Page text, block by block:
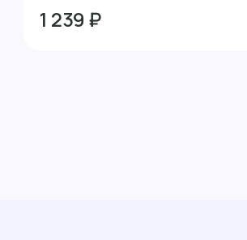
1 239 ₽